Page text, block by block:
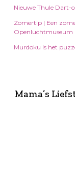
Nieuwe Thule Dart-
Zomertip | Een
Openluchtmuseum
Murdoku is het
Mama’s